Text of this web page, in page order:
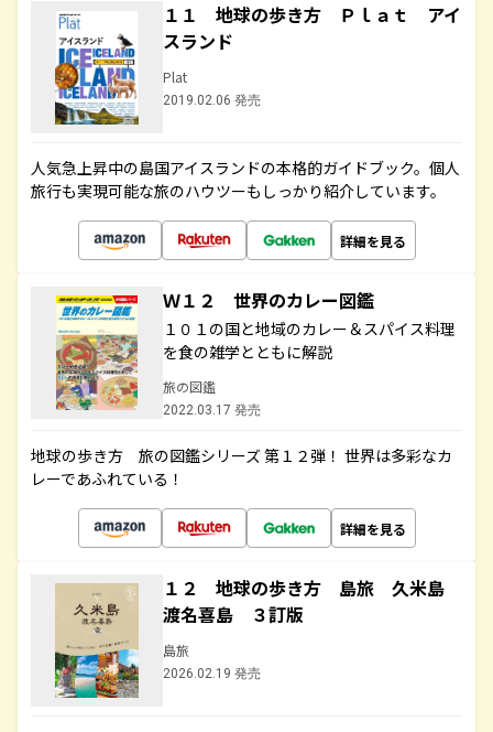
１１ 地球の歩き方 Ｐｌａｔ アイ
スランド
Plat
2019.02.06 発売
人気急上昇中の島国アイスランドの本格的ガイドブック。個人
旅行も実現可能な旅のハウツーもしっかり紹介しています。
詳細を見る
Ｗ１２ 世界のカレー図鑑
１０１の国と地域のカレー＆スパイス料理
を食の雑学とともに解説
旅の図鑑
2022.03.17 発売
地球の歩き方 旅の図鑑シリーズ 第１２弾！ 世界は多彩なカ
レーであふれている！
詳細を見る
１２ 地球の歩き方 島旅 久米島
渡名喜島 ３訂版
島旅
2026.02.19 発売